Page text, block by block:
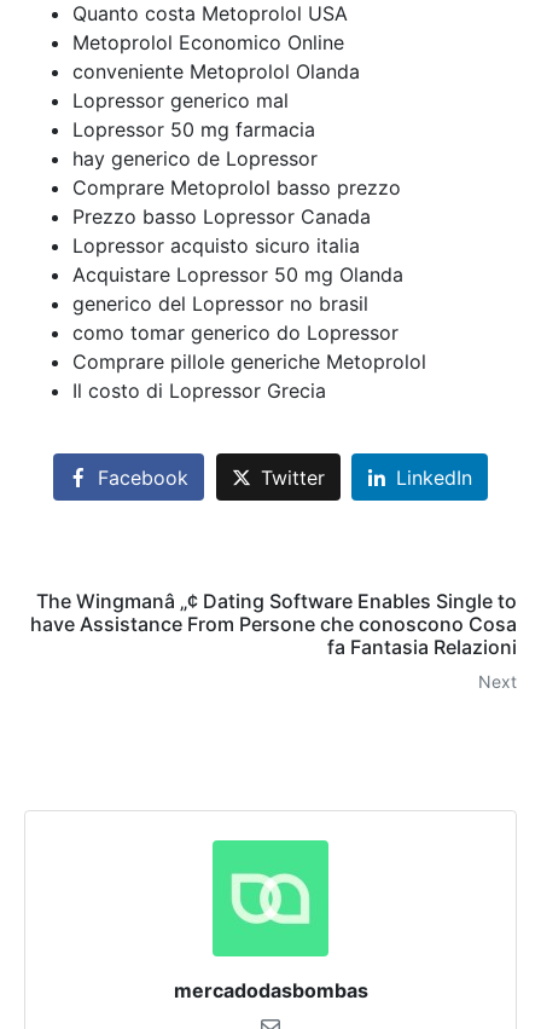
Quanto costa Metoprolol USA
Metoprolol Economico Online
conveniente Metoprolol Olanda
Lopressor generico mal
Lopressor 50 mg farmacia
hay generico de Lopressor
Comprare Metoprolol basso prezzo
Prezzo basso Lopressor Canada
Lopressor acquisto sicuro italia
Acquistare Lopressor 50 mg Olanda
generico del Lopressor no brasil
como tomar generico do Lopressor
Comprare pillole generiche Metoprolol
Il costo di Lopressor Grecia
Facebook Twitter LinkedIn
The Wingmanâ „¢ Dating Software Enables Single to
have Assistance From Persone che conoscono Cosa
fa Fantasia Relazioni
Next
mercadodasbombas